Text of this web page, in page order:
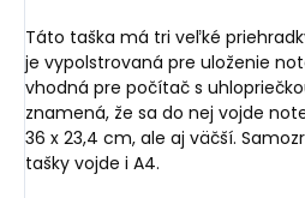
Táto taška má tri veľké
je vypolstrovaná pre uloženie
vhodná pre počítač s
znamená, že sa do nej vojde
36 x 23,4 cm, ale aj väčší.
tašky vojde i A4.